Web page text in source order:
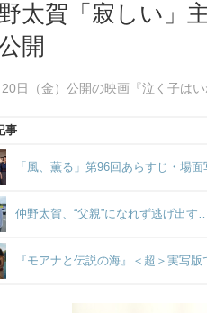
太賀「寂しい」
開
日（金）公開の映画『泣く子は
事
「風、薫る」第96回あらすじ・場
仲野太賀、“父親”になれず逃げ出
『モアナと伝説の海』＜超＞実写